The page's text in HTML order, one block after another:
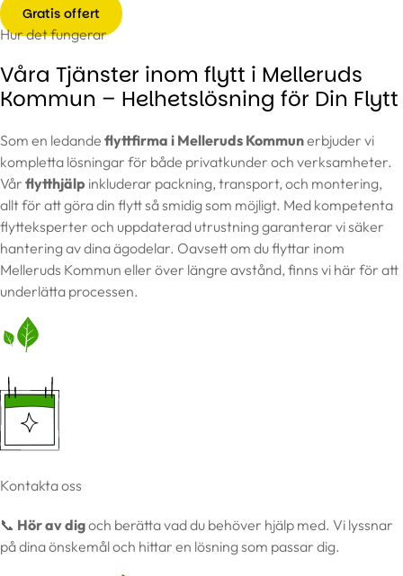
Gratis offert
Hur det fungerar
Våra Tjänster inom flytt i Melleruds
Kommun – Helhetslösning för Din Flytt
Som en ledande flyttfirma i Melleruds Kommunerbjuder vi
kompletta lösningar för både privatkunder och verksamheter.
Vår flytthjälp inkluderar packning, transport, och montering,
allt för att göra din flytt så smidig som möjligt. Med kompetenta
flytteksperter och uppdaterad utrustning garanterar vi säker
hantering av dina ägodelar. Oavsett om du flyttar inom
Melleruds Kommun eller över längre avstånd, finns vi här för att
underlätta processen.
Kontakta oss
📞 Hör av digoch berätta vad du behöver hjälp med. Vi lyssnar
på dina önskemål och hittar en lösning som passar dig.